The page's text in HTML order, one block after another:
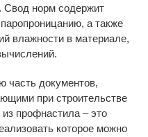
Свод норм содержит
а также
влажности в материале,
документов,
при строительстве
профнастила – это
которое можно